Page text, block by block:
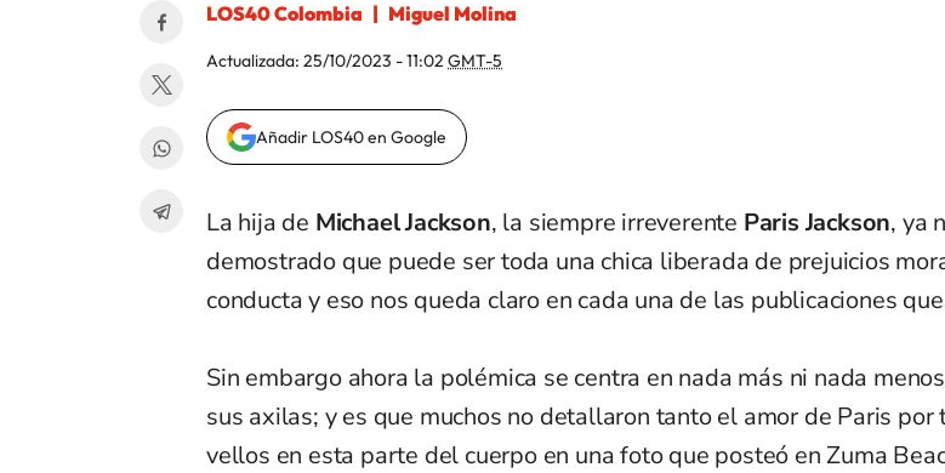
LOS40 Colombia Miguel Molina
Actualizada: 25/10/2023 - 11:02 GMT-5
Añadir LOS40 en Google
La hija de Michael Jackson, la siempre irreverente Paris Jackson, ya
demostrado que puede ser toda una chica liberada de prejuicios
conducta y eso nos queda claro en cada una de las publicaciones
Sin embargo ahora la polémica se centra en nada más ni nada
sus axilas; y es que muchos no detallaron tanto el amor de Paris por
vellos en esta parte del cuerpo en una foto que posteó en Zuma